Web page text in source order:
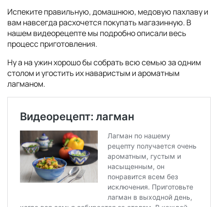
Испеките правильную, домашнюю, медовую пахлаву и
вам навсегда расхочется покупать магазинную. В
нашем видеорецепте мы подробно описали весь
процесс приготовления.
Ну а на ужин хорошо бы собрать всю семью за одним
столом и угостить их наваристым и ароматным
лагманом.